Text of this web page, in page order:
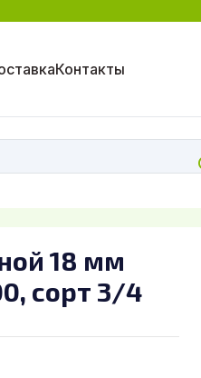
Контакты
18 мм
сорт 3/4